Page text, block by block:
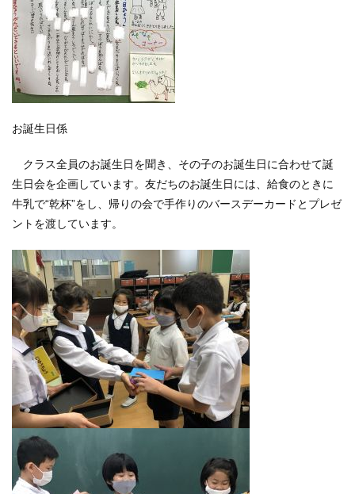
お誕生日係
クラス全員のお誕生日を聞き、その子のお誕生日に合わせて誕
生日会を企画しています。友だちのお誕生日には、給食のときに
牛乳で“乾杯”をし、帰りの会で手作りのバースデーカードとプレゼ
ントを渡しています。